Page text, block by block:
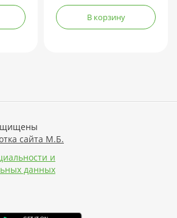
В корзину
сайта М.Б.
и
данных